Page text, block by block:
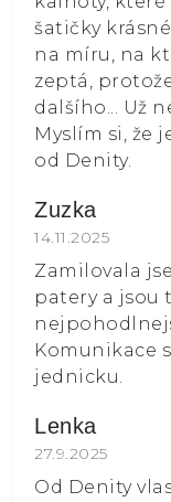
šatičky
na míru, na
zeptá,
dalšího... Už
Myslím si, že
od Denity.
Zuzka
Hodnocení
14.11.2025
Zamilovala
patery a jsou
Komunikace
jednicku.
Lenka
Hodnocení
27.9.2025
Od Denity